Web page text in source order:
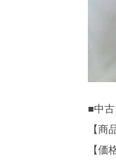
■中
【商
【価